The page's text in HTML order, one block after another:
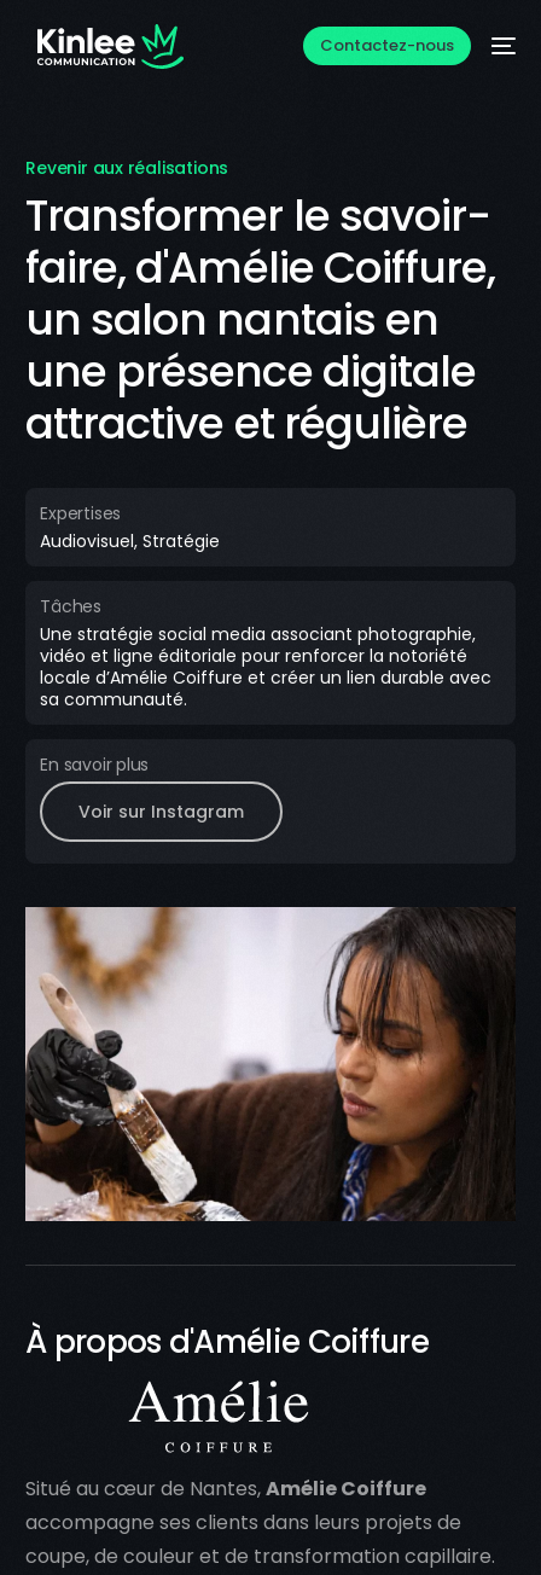
Contactez-nous
Revenir aux réalisations
Transformer le savoir-
faire, d'Amélie Coiffure,
un salon nantais en
une présence digitale
attractive et régulière
Expertises
Audiovisuel, Stratégie
Tâches
Une stratégie social media associant photographie,
vidéo et ligne éditoriale pour renforcer la notoriété
locale d’Amélie Coiffure et créer un lien durable avec
sa communauté.
En savoir plus
Voir sur Instagram
À propos d'Amélie Coiffure
Situé au cœur de Nantes,Amélie Coiffure
accompagne ses clients dans leurs projets de
coupe, de couleur et de transformation capillaire.